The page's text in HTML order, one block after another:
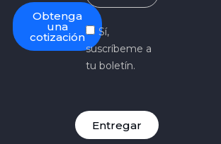
Obtenga
una
cotización
Sí,
suscríbeme a
tu boletín.
Entregar